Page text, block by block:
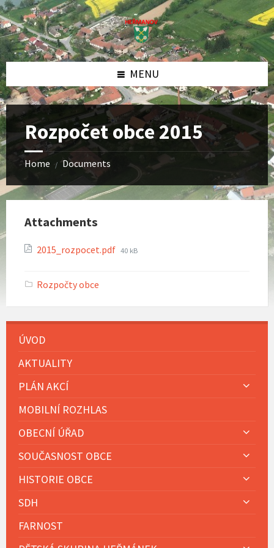
Skip
to
content
Skip
to
left
sidebar
Skip
to
footer
MENU
Rozpočet obce 2015
Home / Documents
Attachments
2015_rozpocet.pdf File
40 kB
Rozpočty obce
ÚVOD
AKTUALITY
PLÁN AKCÍ
MOBILNÍ ROZHLAS
OBECNÍ ÚŘAD
SOUČASNOST OBCE
HISTORIE OBCE
SDH
FARNOST